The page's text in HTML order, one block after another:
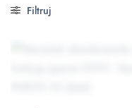
Filtruj